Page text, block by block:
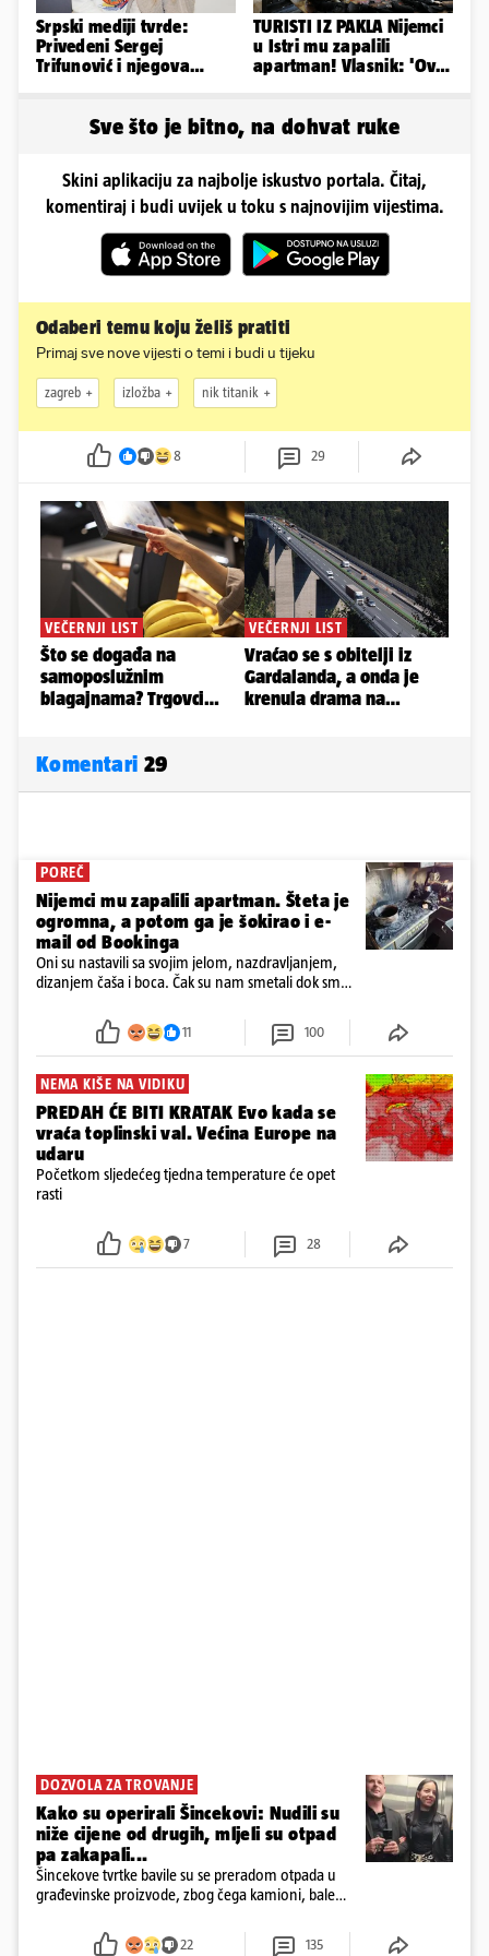
Srpski mediji tvrde:
Privedeni Sergej
Trifunović i njegova
TURISTI IZ PAKLA Nijemci
u Istri mu zapalili
apartman! Vlasnik: 'Ovo
Sve što je bitno, na dohvat ruke
Skini aplikaciju za najbolje iskustvo portala. Čitaj,
komentiraj i budi uvijek u toku s najnovijim vijestima.
Odaberi temu koju želiš pratiti
Primaj sve nove vijesti o temi i budi u tijeku
zagreb izložba nik titanik
8 29
Komentari 29
POREČ
Nijemci mu zapalili apartman. Šteta je
ogromna, a potom ga je šokirao i e-
mail od Bookinga
Oni su nastavili sa svojim jelom, nazdravljanjem,
dizanjem čaša i boca. Čak su nam smetali dok smo
požar, rekao je vlasnik
11 100
NEMA KIŠE NA VIDIKU
PREDAH ĆE BITI KRATAK Evo kada se
vraća toplinski val. Većina Europe na
udaru
Početkom sljedećeg tjedna temperature će opet
rasti
7 28
DOZVOLA ZA TROVANJE
Kako su operirali Šincekovi: Nudili su
niže cijene od drugih, mljeli su otpad
pa zakapali...
Šincekove tvrtke bavile su se preradom otpada u
građevinske proizvode, zbog čega kamioni, bale
22 135